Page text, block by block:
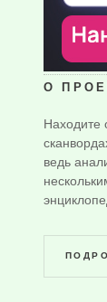
О
Находите
ведь